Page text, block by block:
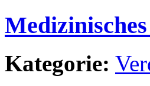
Kategorie: